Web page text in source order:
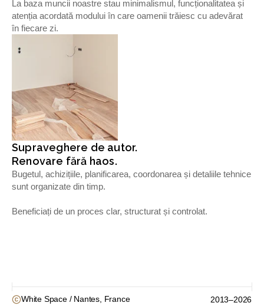
La baza muncii noastre stau minimalismul, funcționalitatea și
atenția acordată modului în care oamenii trăiesc cu adevărat
în fiecare zi.
Supraveghere de autor.
Renovare fără haos.
Bugetul, achizițiile, planificarea, coordonarea și detaliile tehnice
sunt organizate din timp.
Beneficiați de un proces clar, structurat și controlat.
White Space /
Nantes, France
Paris, France
2013–2026